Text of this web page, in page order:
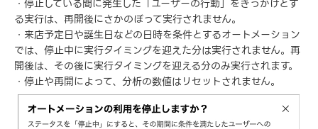
・停止している間に発生した「ユーザーの行動」をきっかけとす
る実行は、再開後にさかのぼって実行されません。
・来店予定日や誕生日などの日時を条件とするオートメーション
では、停止中に実行タイミングを迎えた分は実行されません。再
開後は、その後に実行タイミングを迎える分のみ実行されます。
・停止や再開によって、分析の数値はリセットされません。